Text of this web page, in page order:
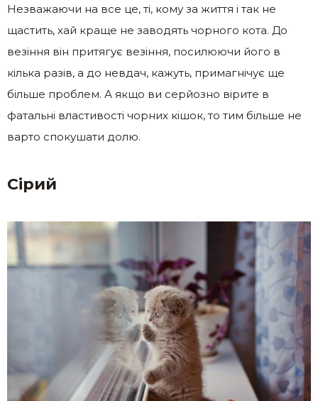
Незважаючи на все це, ті, кому за життя і так не
щастить, хай краще не заводять чорного кота. До
везіння він притягує везіння, посилюючи його в
кілька разів, а до невдач, кажуть, примагнічує ще
більше проблем. А якщо ви серйозно вірите в
фатальні властивості чорних кішок, то тим більше не
варто спокушати долю.
Сірий